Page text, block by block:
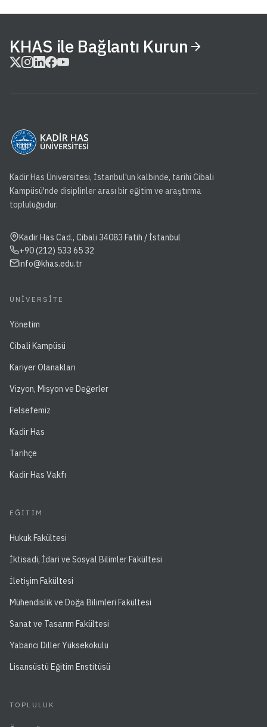
KHAS ile Bağlantı Kurun
Kadir Has Üniversitesi, İstanbul'un kalbinde, tarihi Cibali
Kampüsü'nde disiplinler arası bir eğitim ve araştırma
topluluğudur.
Kadir Has Cad., Cibali 34083 Fatih / İstanbul
+90 (212) 533 65 32
info@khas.edu.tr
ÜNIVERSITE
Yönetim
Cibali Kampüsü
Kariyer Olanakları
Vizyon, Misyon ve Değerler
Felsefemiz
Kadir Has
Tarihçe
Kadir Has Vakfı
EĞITIM
Hukuk Fakültesi
İktisadi, İdari ve Sosyal Bilimler Fakültesi
İletişim Fakültesi
Mühendislik ve Doğa Bilimleri Fakültesi
Sanat ve Tasarım Fakültesi
Yabancı Diller Yüksekokulu
Lisansüstü Eğitim Enstitüsü
TOPLULUK